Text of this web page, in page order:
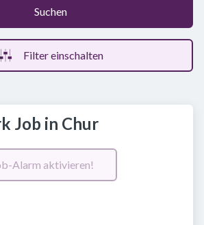
Suchen
Filter einschalten
Job in Chur
Alarm aktivieren!